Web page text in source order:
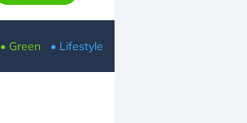
• Green • Lifestyle